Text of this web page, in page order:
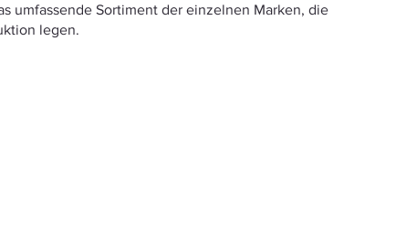
umfassende Sortiment der einzelnen Marken, die
legen.